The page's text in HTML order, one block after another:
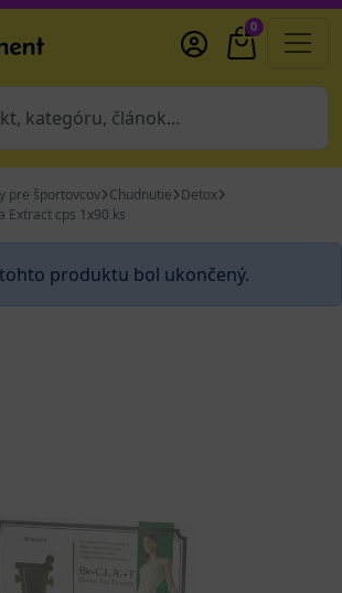
0
pre športovcov Chudnutie Detox
Extract cps 1x90 ks
produktu bol ukončený.